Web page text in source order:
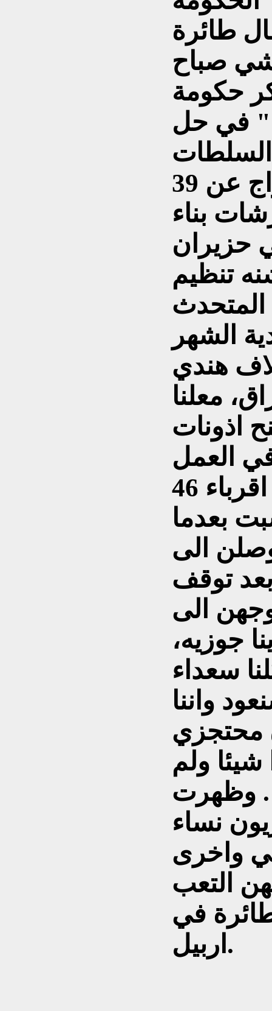
طائرة
صباح
حكومة
في حل
الهندية ايضا الى الافراج عن 39
بناء
حزيران
تنظيم
الشهر
هندي
معلنا
اذونات
في العمل
في العراق. وانتظر اقرباء 46
بعدما
الى
توقف
الى
جوزيه،
سعداء
واننا
محتجزي
ولم
وظهرت
نساء
واخرى
التعب
في
اربيل.